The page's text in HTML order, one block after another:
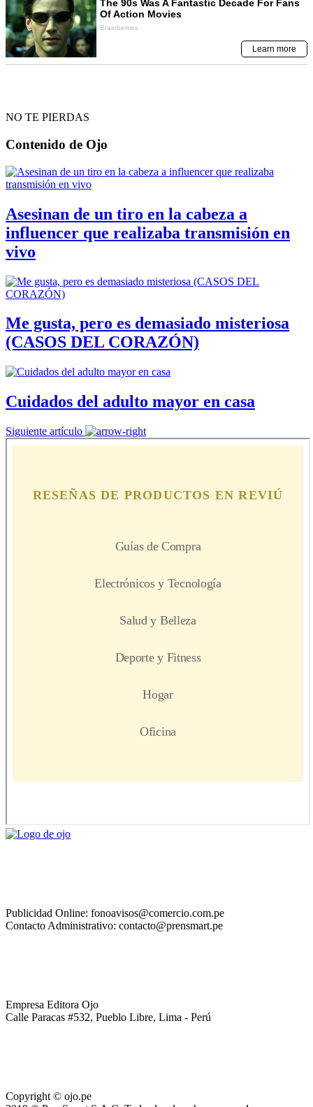
NO TE PIERDAS
Contenido de Ojo
Asesinan de un tiro en la cabeza a
influencer que realizaba transmisión en
vivo
Me gusta, pero es demasiado misteriosa
(CASOS DEL CORAZÓN)
Cuidados del adulto mayor en casa
Siguiente artículo
Publicidad Online: fonoavisos@comercio.com.pe
Contacto Administrativo: contacto@prensmart.pe
Empresa Editora Ojo
Calle Paracas #532, Pueblo Libre, Lima - Perú
Copyright © ojo.pe